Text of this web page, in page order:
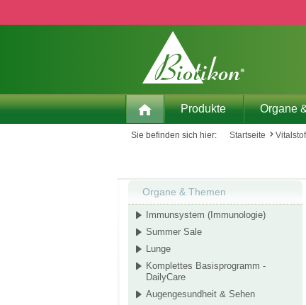
Produkte Organe
Sie befinden sich hier: Startseite
Organe & Themen
Immunsystem (Immunologie)
Summer Sale
Lunge
Komplettes Basisprogramm -
DailyCare
Augengesundheit & Sehen